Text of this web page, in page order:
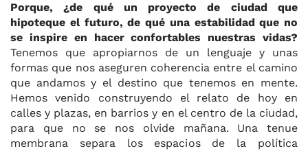
Porque, ¿de qué un proyecto de ciudad que
hipoteque el futuro, de qué una estabilidad que no
se inspire en hacer confortables nuestras vidas?
Tenemos que apropiarnos de un lenguaje y unas
formas que nos aseguren coherencia entre el camino
que andamos y el destino que tenemos en mente.
Hemos venido construyendo el relato de hoy en
calles y plazas, en barrios y en el centro de la ciudad,
para que no se nos olvide mañana. Una tenue
membrana separa los espacios de la política